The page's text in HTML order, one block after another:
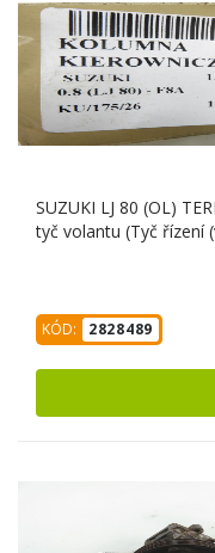
SUZUKI LJ 80 (OL)
tyč volantu (Tyč řízení
KÓD: 2828489